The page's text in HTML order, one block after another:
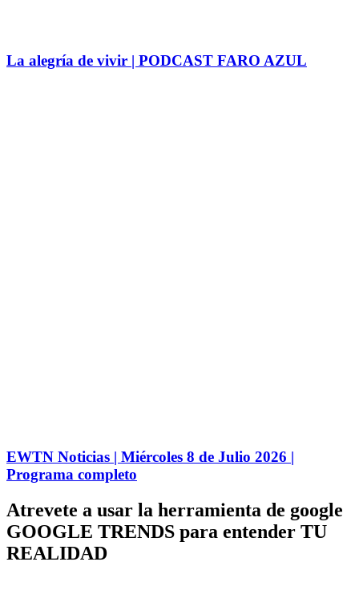
La alegría de vivir | PODCAST FARO AZUL
EWTN Noticias | Miércoles 8 de Julio 2026 |
Programa completo
Atrevete a usar la herramienta de google
GOOGLE TRENDS para entender TU
REALIDAD